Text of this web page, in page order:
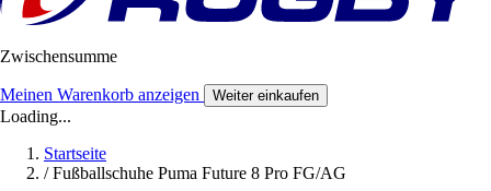
Zwischensumme
Meinen Warenkorb anzeigen Weiter einkaufen
Loading...
Startseite
/ Fußballschuhe Puma Future 8 Pro FG/AG